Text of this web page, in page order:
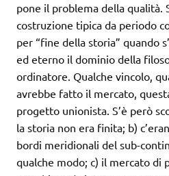
pone il problema della qualità.
costruzione tipica da periodo
per “fine della storia” quando
ed eterno il dominio della
ordinatore. Qualche vincolo,
avrebbe fatto il mercato,
progetto unionista. S’è però
la storia non era finita; b)
bordi meridionali del sub-
qualche modo; c) il mercato di